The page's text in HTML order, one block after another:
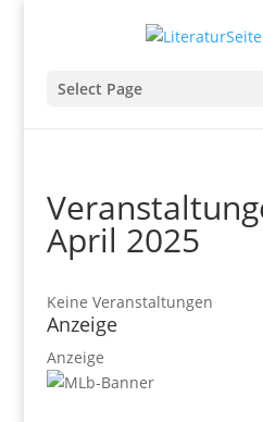
Select Page
April 2025
Keine Veranstaltungen
Anzeige
Anzeige